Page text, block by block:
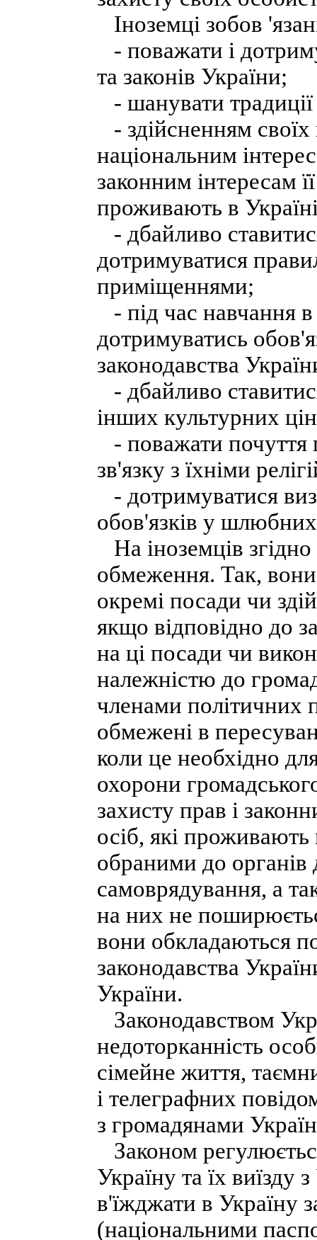
Іноземці зобов
- поважати і
та законів України;
- шанувати
- здійсненням
національним
законним інтересам
проживають в
- дбайливо
дотримуватися
приміщеннями;
- під час навчання
дотримуватись
законодавства
- дбайливо
інших культурних
- поважати почуття
зв'язку з їхніми
- дотримуватися
обов'язків у
На іноземців
обмеження. Так,
окремі посади чи
якщо відповідно до
на ці посади чи
належністю до
членами політичних
обмежені в
коли це необхідно
охорони
захисту прав і
осіб, які
обраними до органів
самоврядування, а
на них не
вони обкладаються
законодавства
України.
Законодавством
недоторканність
сімейне життя,
і телеграфних
з громадянами
Законом
Україну та їх виїзду
в'їжджати в Україну
(національними